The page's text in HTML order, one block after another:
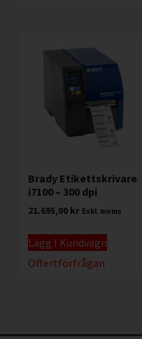
Brady Etikettskrivare
i7100 – 300 dpi
21.695,00 kr Exkl. moms
Lägg I Kundvagn
Offertförfrågan